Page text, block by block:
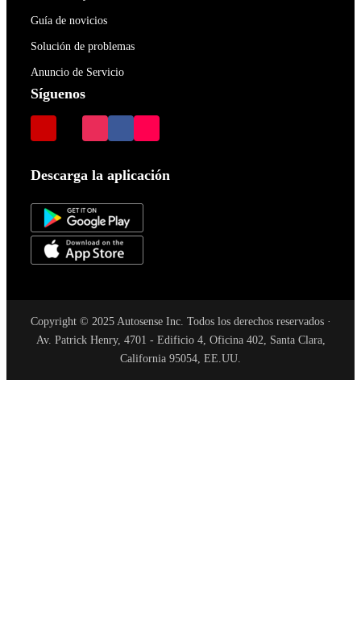
Guía de novicios
Solución de problemas
Anuncio de Servicio
Síguenos
Descarga la aplicación
Copyright © 2025 Autosense Inc. Todos los derechos reservados ·
Av. Patrick Henry, 4701 - Edificio 4, Oficina 402, Santa Clara,
California 95054, EE.UU.